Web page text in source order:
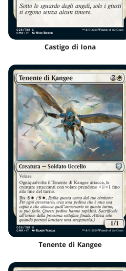
Castigo di Iona
Tenente di Kangee